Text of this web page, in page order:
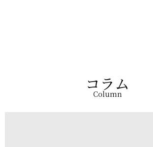
コラム
Column